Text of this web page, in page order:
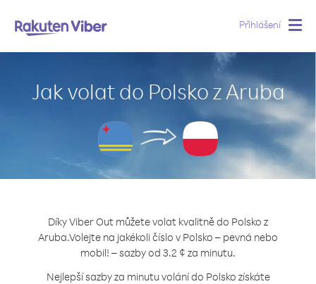
Přihlášení
Jak volat do Polsko z Aruba
Díky Viber Out můžete volat kvalitně do Polsko z
Aruba.Volejte na jakékoli číslo v Polsko – pevná nebo
mobil! – sazby od 3.2 ¢ za minutu.
Nejlepší sazby za minutu volání do Polsko získáte